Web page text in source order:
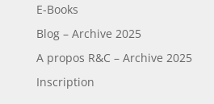
E-Books
Blog – Archive 2025
A propos R&C – Archive 2025
Inscription